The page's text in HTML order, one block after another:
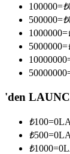
Kopya
Kâr
100000=₺
500000=₺
1000000=
5000000=
10000000
50000000
'den
₺100=0
₺500=0
₺1000=0